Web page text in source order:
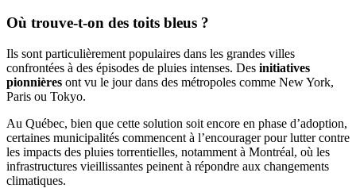
Où trouve-t-on des toits bleus ?
Ils sont particulièrement populaires dans les grandes villes
confrontées à des épisodes de pluies intenses. Des initiatives
pionnières ont vu le jour dans des métropoles comme New York,
Paris ou Tokyo.
Au Québec, bien que cette solution soit encore en phase d’adoption,
certaines municipalités commencent à l’encourager pour lutter contre
les impacts des pluies torrentielles, notamment à Montréal, où les
infrastructures vieillissantes peinent à répondre aux changements
climatiques.